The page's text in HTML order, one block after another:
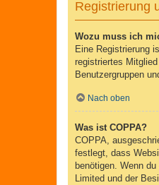
Registrierung
Wozu muss ich
Eine Registrierung
registriertes
Benutzergruppen
Nach oben
Was ist COPPA?
COPPA,
festlegt, dass
benötigen. Wenn
Limited und der